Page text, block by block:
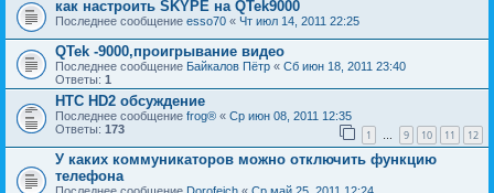
как настроить SKYPE на QTek9000
Последнее сообщение esso70 « Чт июл 14, 2011 22:25
QTek -9000,проигрывание видео
Последнее сообщение Байкалов Пётр « Сб июн 18, 2011 23:40
Ответы: 1
HTC HD2 обсуждение
Последнее сообщение frog® « Ср июн 08, 2011 12:35
Ответы: 173 1 … 9 10 11 12
У каких коммуникаторов можно отключить функцию
телефона